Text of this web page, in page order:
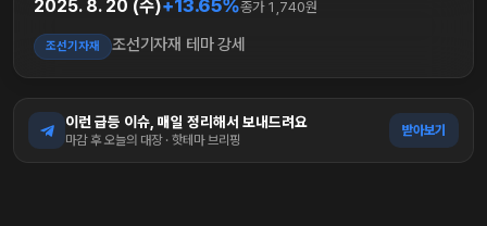
2025. 8. 20 (수)+13.65%종가 1,740원
조선기자재 조선기자재 테마 강세
이런 급등 이슈, 매일 정리해서 보내드려요
마감 후 오늘의 대장 · 핫테마 브리핑
받아보기